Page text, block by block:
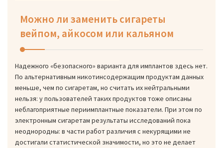
Можно ли заменить сигареты
вейпом, айкосом или кальяном
Надежного «безопасного» варианта для имплантов здесь нет.
По альтернативным никотинсодержащим продуктам данных
меньше, чем по сигаретам, но считать их нейтральными
нельзя: у пользователей таких продуктов тоже описаны
неблагоприятные периимплантные показатели. При этом по
электронным сигаретам результаты исследований пока
неоднородны: в части работ различия с некурящими не
достигали статистической значимости, но это не делает